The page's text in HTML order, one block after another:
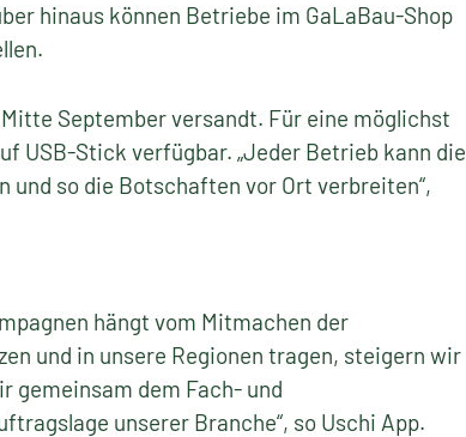
hinaus können Betriebe im GaLaBau-Shop
September versandt. Für eine möglichst
USB-Stick verfügbar. „Jeder Betrieb kann die
so die Botschaften vor Ort verbreiten“,
hängt vom Mitmachen der
und in unsere Regionen tragen, steigern wir
gemeinsam dem Fach- und
unserer Branche“, so Uschi App.